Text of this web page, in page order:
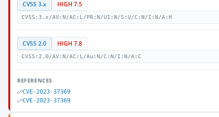
CVSS 3.x HIGH 7.5
CVSS:3.x/AV:N/AC:L/PR:N/UI:N/S:U/C:N/I:N/A:H
CVSS 2.0 HIGH 7.8
CVSS:2.0/AV:N/AC:L/Au:N/C:N/I:N/A:C
REFERENCES
CVE-2023-37369
CVE-2023-37369